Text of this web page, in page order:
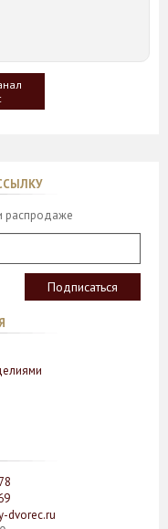
стола пришла
Гинкго Билоба,
крылья
распродаже
dvorec.ru